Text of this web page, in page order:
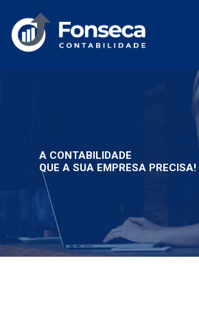
A CONTABILIDADE
QUE A SUA EMPRESA PRECISA!